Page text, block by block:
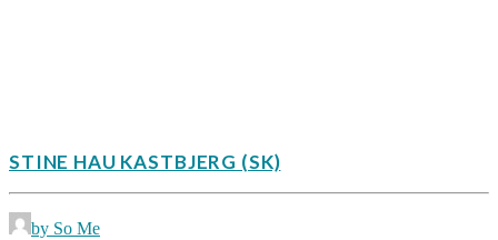
STINE HAU KASTBJERG (SK)
by So Me